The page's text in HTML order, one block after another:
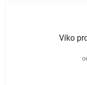
Víko